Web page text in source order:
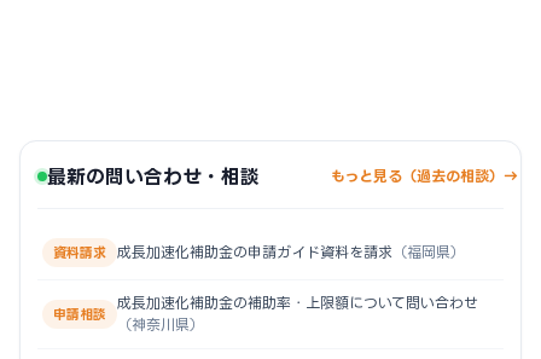
最新の問い合わせ・相談 もっと見る（過去の相談）→
資料請求 成長加速化補助金の申請ガイド資料を請求 （福岡県）
申請相談
成長加速化補助金の補助率・上限額について問い合わせ
（神奈川県）